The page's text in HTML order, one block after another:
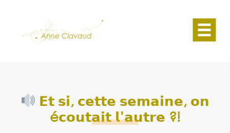
𝗘𝘁 𝘀𝗶, 𝗰𝗲𝘁𝘁𝗲 𝘀𝗲𝗺𝗮𝗶𝗻𝗲, 𝗼𝗻
é𝗰𝗼𝘂𝘁𝗮𝗶𝘁 𝗹’𝗮𝘂𝘁𝗿𝗲 ?!